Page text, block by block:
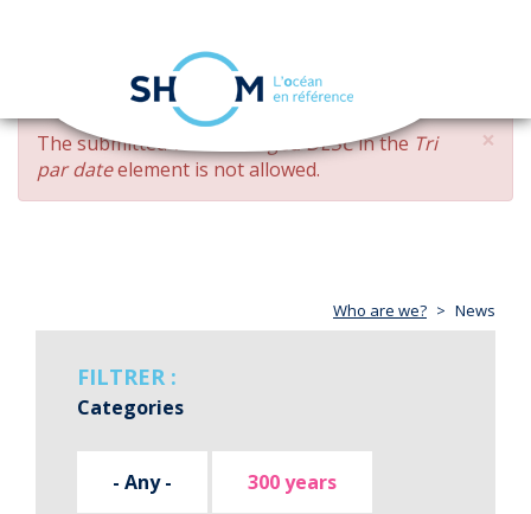
Skip
main
content
navigation
×
ERROR
MESSAGE
The submitted value changed DESCin the Tri
par dateelement is not allowed.
Who are we? News
FILTRER :
Categories
- Any - 300 years